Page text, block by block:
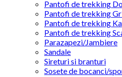
Pantofi de trekking
Pantofi de trekking
Pantofi de trekking
Pantofi de trekking
Parazapezi/Jambiere
Sandale
Sireturi si branturi
Sosete de bocanci/